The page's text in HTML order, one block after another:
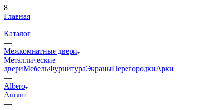
8
Главная
—
Каталог
—
Межкомнатные двери
Металлические
двериМебельФурнитураЭкраныПерегородкиАрки
—
Albero
Aurum
—